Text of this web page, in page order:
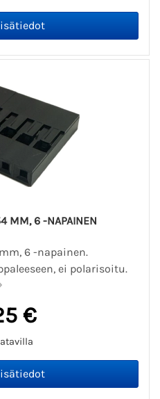
MM, 6 -NAPAINEN
6 -napainen.
ei polarisoitu.
€